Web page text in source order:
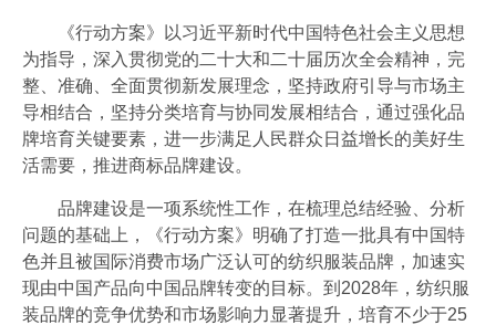
《行动方案》以习近平新时代中国特色社会主义思想
为指导，深入贯彻党的二十大和二十届历次全会精神，完
整、准确、全面贯彻新发展理念，坚持政府引导与市场主
导相结合，坚持分类培育与协同发展相结合，通过强化品
牌培育关键要素，进一步满足人民群众日益增长的美好生
活需要，推进商标品牌建设。
品牌建设是一项系统性工作，在梳理总结经验、分析
问题的基础上，《行动方案》明确了打造一批具有中国特
色并且被国际消费市场广泛认可的纺织服装品牌，加速实
现由中国产品向中国品牌转变的目标。到2028年，纺织服
装品牌的竞争优势和市场影响力显著提升，培育不少于25